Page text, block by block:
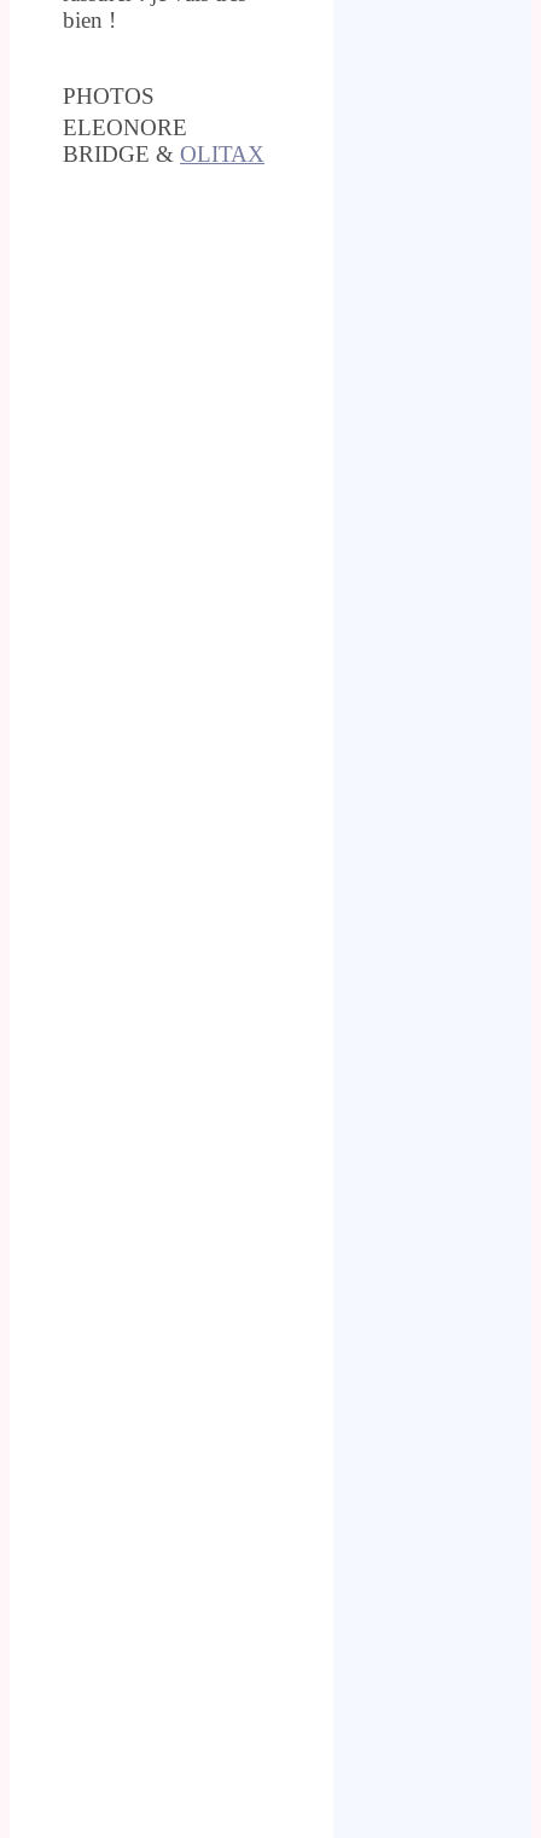
bien !
PHOTOS
ELEONORE
BRIDGE & OLITAX